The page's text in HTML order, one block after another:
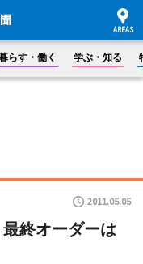
らす・働く 学ぶ・知る
2011.05.05
終オーダーは